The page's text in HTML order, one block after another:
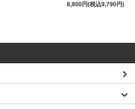
8,900円(税込9,790円)